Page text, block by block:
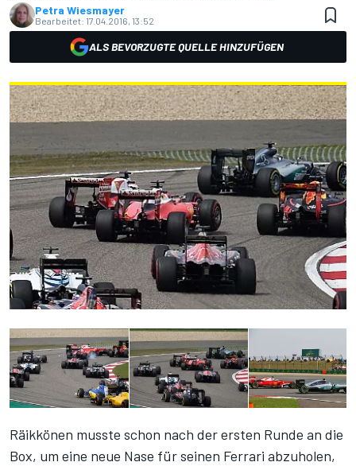
Petra Wiesmayer
Bearbeitet: 17.04.2016, 13:52
ALS BEVORZUGTE QUELLE HINZUFÜGEN
Räikkönen musste schon nach der ersten Runde an die
Box, um eine neue Nase für seinen Ferrari abzuholen,